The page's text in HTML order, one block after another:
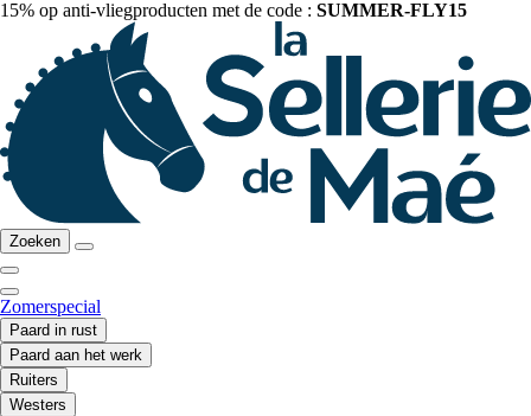
15% op anti-vliegproducten met de code : SUMMER-FLY15
Zoeken
Zomerspecial
Paard in rust
Paard aan het werk
Ruiters
Westers